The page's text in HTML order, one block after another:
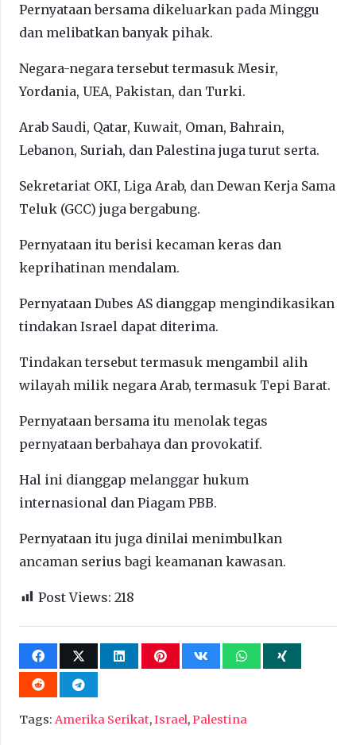
Pernyataan bersama dikeluarkan pada Minggu
dan melibatkan banyak pihak.
Negara-negara tersebut termasuk Mesir,
Yordania, UEA, Pakistan, dan Turki.
Arab Saudi, Qatar, Kuwait, Oman, Bahrain,
Lebanon, Suriah, dan Palestina juga turut serta.
Sekretariat OKI, Liga Arab, dan Dewan Kerja Sama
Teluk (GCC) juga bergabung.
Pernyataan itu berisi kecaman keras dan
keprihatinan mendalam.
Pernyataan Dubes AS dianggap mengindikasikan
tindakan Israel dapat diterima.
Tindakan tersebut termasuk mengambil alih
wilayah milik negara Arab, termasuk Tepi Barat.
Pernyataan bersama itu menolak tegas
pernyataan berbahaya dan provokatif.
Hal ini dianggap melanggar hukum
internasional dan Piagam PBB.
Pernyataan itu juga dinilai menimbulkan
ancaman serius bagi keamanan kawasan.
Post Views: 218
Tags: Amerika Serikat,Israel,Palestina